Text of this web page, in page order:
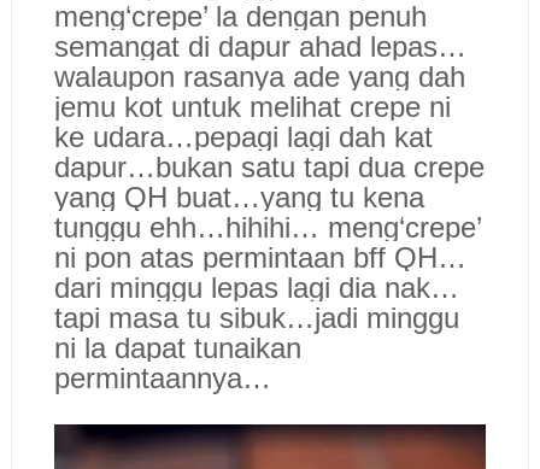
meng‘crepe’ la dengan penuh
semangat di dapur ahad lepas…
walaupon rasanya ade yang dah
jemu kot untuk melihat crepe ni
ke udara…pepagi lagi dah kat
dapur…bukan satu tapi dua crepe
yang QH buat…yang tu kena
tunggu ehh…hihihi… meng‘crepe’
ni pon atas permintaan bff QH…
dari minggu lepas lagi dia nak…
tapi masa tu sibuk…jadi minggu
ni la dapat tunaikan
permintaannya…